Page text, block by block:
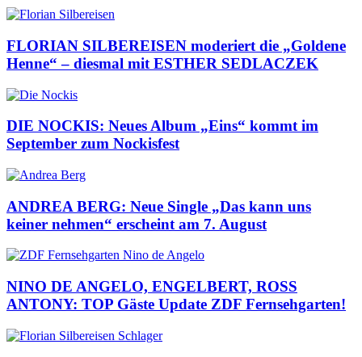
FLORIAN SILBEREISEN moderiert die „Goldene
Henne“ – diesmal mit ESTHER SEDLACZEK
DIE NOCKIS: Neues Album „Eins“ kommt im
September zum Nockisfest
ANDREA BERG: Neue Single „Das kann uns
keiner nehmen“ erscheint am 7. August
NINO DE ANGELO, ENGELBERT, ROSS
ANTONY: TOP Gäste Update ZDF Fernsehgarten!